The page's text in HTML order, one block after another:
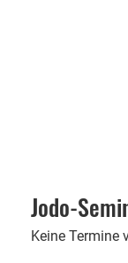
Jodo-
Keine Termine